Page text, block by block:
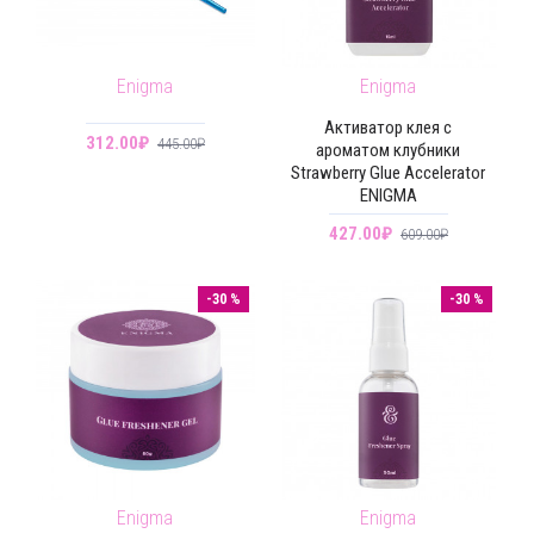
Enigma
312.00₽ 445.00₽
Enigma
Активатор клея с
ароматом клубники
Strawberry Glue Accelerator
ENIGMA
427.00₽ 609.00₽
-30 %
Enigma
-30 %
Enigma